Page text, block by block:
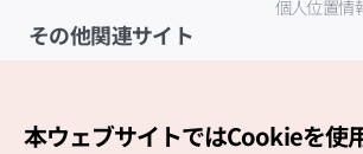
個人位置情
その他関連サイト
本ウェブサイトではCookieを使